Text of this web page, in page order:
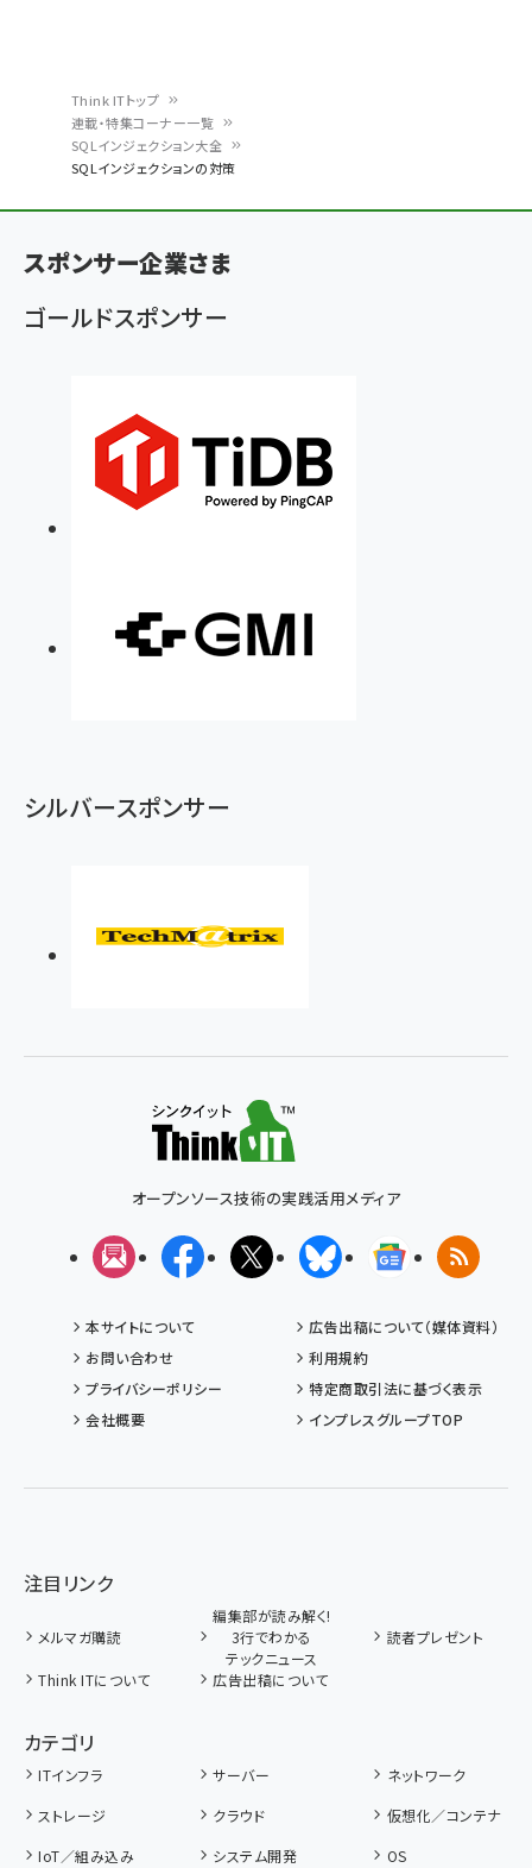
く
ず
Think ITトップ
連載・特集コーナー一覧
SQLインジェクション大全
SQLインジェクションの対策
スポンサー企業さま
ゴールドスポンサー
シルバースポンサー
オープンソース技術の実践活用メディア
メルマガFacebookX(エックス)BlueskyGoogleニュ
RSS
本サイトについて
広告出稿について（媒体資料）
お問い合わせ
利用規約
プライバシーポリシー
特定商取引法に基づく表示
会社概要
インプレスグループTOP
注目リンク
メルマガ購読
編集部が読み解く!
3行でわかる
テックニュース
読者プレゼント
Think ITについて 広告出稿について
カテゴリ
ITインフラ サーバー
ネットワーク
ストレージ
クラウド
仮想化／コンテナ
IoT／組み込み
システム開発 OS